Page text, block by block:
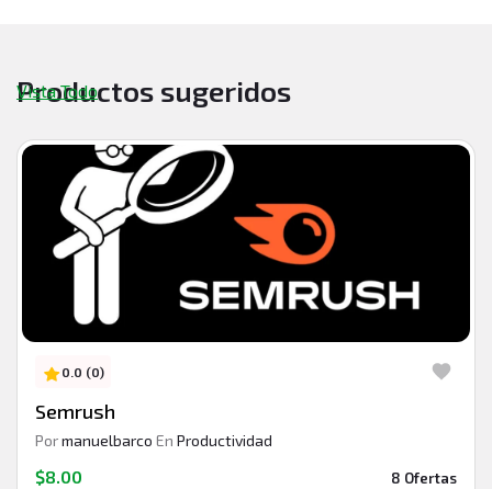
Productos sugeridos
Vista Todo
0.0 (0)
Semrush
Pormanuelbarco En Productividad
$8.00 8 Ofertas